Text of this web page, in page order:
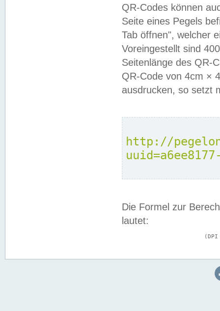
QR-Codes können
Seite eines Pegels
Tab öffnen", welcher
Voreingestellt sind
Seitenlänge des QR-
QR-Code von 4cm ×
ausdrucken, so setzt
http://
Die Formel zur
lautet: